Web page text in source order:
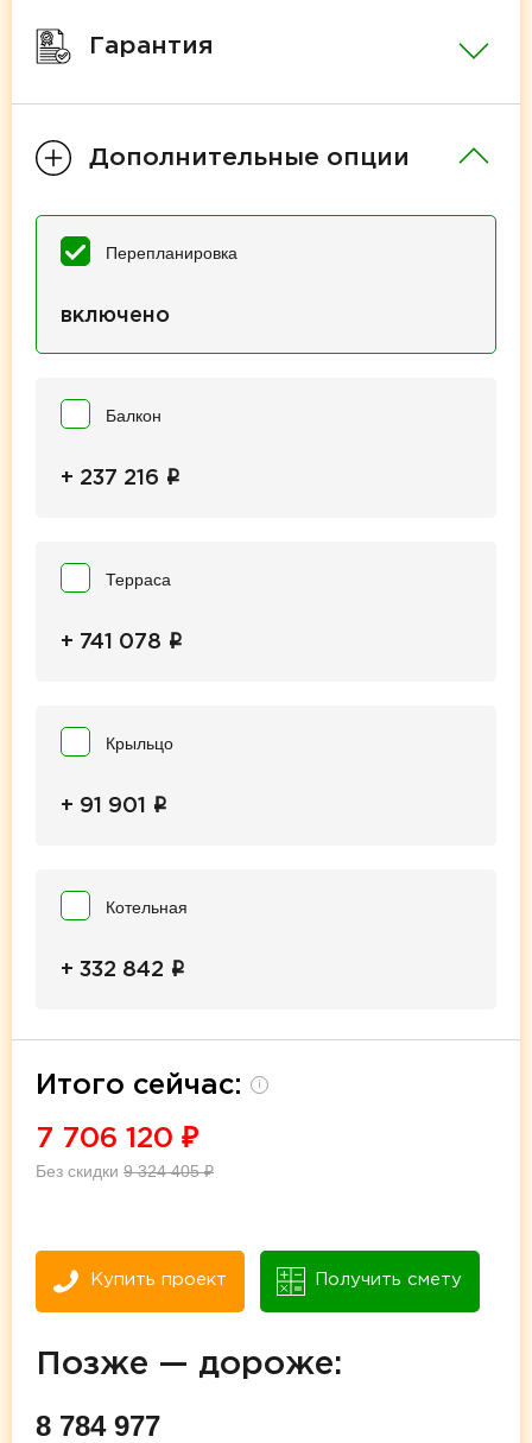
Гарантия
Дополнительные опции
Перепланировка
включено
Балкон
+ 237 216 i
Терраса
+ 741 078 i
Крыльцо
+ 91 901 i
Котельная
+ 332 842 i
Итого сейчас: i
7 706 120 ₽
Без скидки 9 324 405₽
Купить проект Получить смету
Позже — дороже:
8 784 977